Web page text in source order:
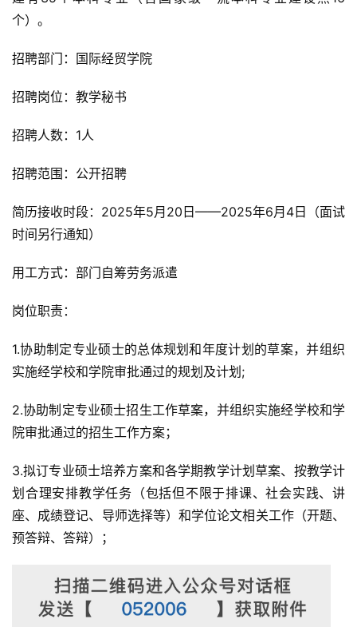
个）。
招聘部门：国际经贸学院
招聘岗位：教学秘书
招聘人数：1人
招聘范围：公开招聘
简历接收时段：2025年5月20日——2025年6月4日（面试
时间另行通知）
用工方式：部门自筹劳务派遣
岗位职责：
1.协助制定专业硕士的总体规划和年度计划的草案，并组织
实施经学校和学院审批通过的规划及计划;
2.协助制定专业硕士招生工作草案，并组织实施经学校和学
院审批通过的招生工作方案；
3.拟订专业硕士培养方案和各学期教学计划草案、按教学计
划合理安排教学任务（包括但不限于排课、社会实践、讲
座、成绩登记、导师选择等）和学位论文相关工作（开题、
预答辩、答辩）；